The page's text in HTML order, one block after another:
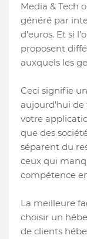
Media & Tech
généré par
d’euros. Et si
proposent
auxquels les
Ceci signifie
aujourd’hui
votre
que des
séparent du
ceux qui
compétence
La meilleure
choisir un
de clients